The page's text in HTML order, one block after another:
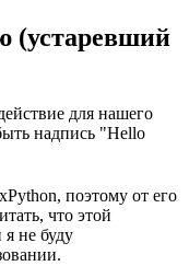
(устаревший
для нашего
надпись "Hello
поэтому от его
что этой
не буду